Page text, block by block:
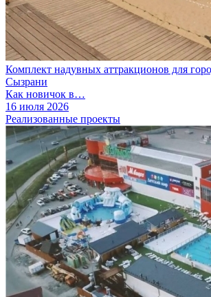
Комплект надувных аттракционов для
Сызрани
Как новичок в…
16 июля 2026
Реализованные проекты